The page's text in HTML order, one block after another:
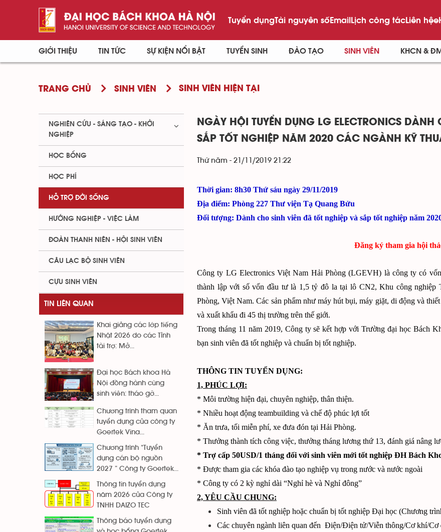
Tuyển dụngTài nguyên sốEmailLịch công tácLiên hệ
GIỚI THIỆU TIN TỨC SỰ KIỆN NỔI BẬT TUYỂN SINH ĐÀO TẠO SINH VIÊN KHCN &
TRANG CHỦ SINH VIÊN SINH VIÊN HIỆN TẠI
NGÀY HỘI TUYỂN DỤNG LG ELECTRONICS
SẮP TỐT NGHIỆP NĂM 2020 CÁC NGÀNH KỸ
Thứ năm - 21/11/2019 21:22
Thời gian: 8h30 Thứ sáu ngày 29/11/2019
Địa điểm: Phòng 227 Thư viện Tạ Quang Bửu
Đối tượng: Dành cho sinh viên đã tốt nghiệp và sắp tốt nghiệp năm
Đăng ký tham gia hội
Công ty LG Electronics Việt Nam Hải Phòng (LGEVH) là công ty có
thành lập với số vốn đầu tư là 1,5 tỷ đô la tại lô CN2, Khu công
Phòng, Việt Nam. Các sản phẩm như máy hút bụi, máy giặt, di động và
và xuất khẩu đi 45 thị trường trên thế giới.
Trong tháng 11 năm 2019, Công ty sẽ kết hợp với Trường đại học Bách
bạn sinh viên đã tốt nghiệp và chuẩn bị tốt nghiệp.
THÔNG TIN TUYỂN DỤNG:
1, PHÚC LỢI:
* Môi trường hiện đại, chuyên nghiệp, thân thiện.
* Nhiều hoạt động teambuilding và chế độ phúc lợi tốt
* Ăn trưa, tối miễn phí, xe đưa đón tại Hải Phòng.
* Thưởng thành tích công việc, thưởng tháng lương thứ 13, đánh giá nâng
* Trợ cấp 50USD/1 tháng đối với sinh viên mới tốt nghiệp ĐH Bách
* Được tham gia các khóa đào tạo nghiệp vụ trong nước và nước ngoài
* Công ty có 2 kỳ nghỉ dài “Nghỉ hè và Nghỉ đông”
2, YÊU CẦU CHUNG:
Sinh viên đã tốt nghiệp hoặc chuẩn bị tốt nghiệp Đại học (Chương
Các chuyên ngành liên quan đến Điện/Điện tử/Viễn thông/Cơ khí/
NGHIÊN CỨU - SÁNG TẠO - KHỞI
NGHIỆP
HỌC BỔNG
HỌC PHÍ
HỖ TRỢ ĐỜI SỐNG
HƯỚNG NGHIỆP - VIỆC LÀM
ĐOÀN THANH NIÊN - HỘI SINH VIÊN
CÂU LẠC BỘ SINH VIÊN
CỰU SINH VIÊN
TIN LIÊN QUAN
Khai giảng các lớp tiếng
Nhật 2026 do các Tỉnh
tài trợ: Mở...
Đại học Bách khoa Hà
Nội đồng hành cùng
sinh viên: tháo gỡ...
Chương trình tham quan
tuyển dụng của công ty
Goertek Vina...
Chương trình “Tuyển
dụng cán bộ nguồn
2027 ” Công ty Goertek...
Thông tin tuyển dụng
năm 2026 của Công ty
TNHH DAIZO TEC
Thông báo tuyển dụng